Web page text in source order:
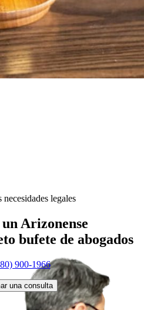
necesidades legales
Arizonense
bufete de abogados
900-1966
una consulta